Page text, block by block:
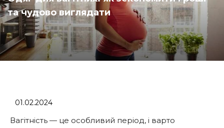
та чудово виглядати
01.02.2024
Вагітність — це особливий період, і варто